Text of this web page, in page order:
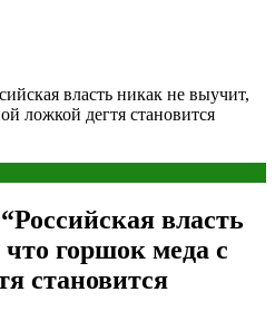
власть никак не выучит,
ложкой дегтя становится
власть
горшок меда с
становится